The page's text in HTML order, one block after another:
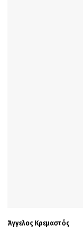
Άγγελος Κρεμαστός